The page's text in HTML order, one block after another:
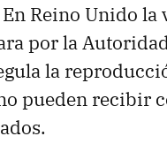
En Reino Unido
por la
la
pueden recibir